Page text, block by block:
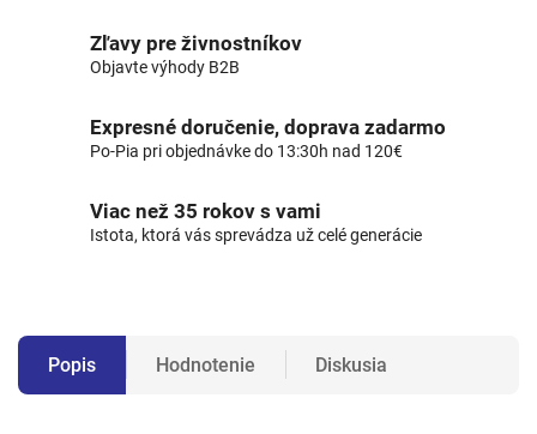
Zľavy pre živnostníkov
Objavte výhody B2B
Expresné doručenie, doprava zadarmo
Po-Pia pri objednávke do 13:30h nad 120€
Viac než 35 rokov s vami
Istota, ktorá vás sprevádza už celé generácie
Popis Hodnotenie Diskusia